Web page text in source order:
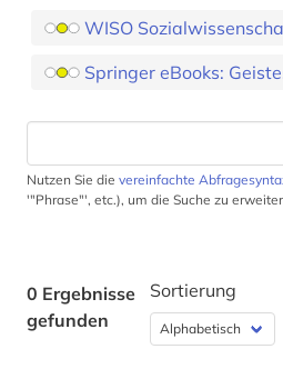
WISO
Springer eBooks:
Nutzen Sie die vereinfachte
'"Phrase"', etc.), um die Suche zu
0 Ergebnisse
gefunden
Sortierung